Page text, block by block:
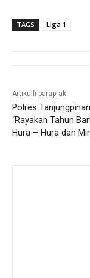
TAGS Liga 1
Artikulli paraprak
Polres
“Rayakan Tahun
Hura – Hura dan